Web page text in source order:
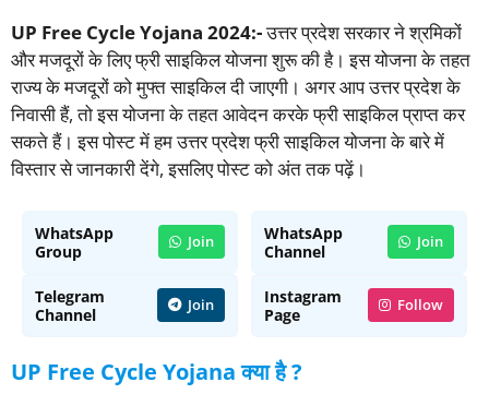
UP Free Cycle Yojana 2024:-उत्तर प्रदेश सरकार ने श्रमिकों
और मजदूरों के लिए फ्री साइकिल योजना शुरू की है। इस योजना के तहत
राज्य के मजदूरों को मुफ्त साइकिल दी जाएगी। अगर आप उत्तर प्रदेश के
निवासी हैं, तो इस योजना के तहत आवेदन करके फ्री साइकिल प्राप्त कर
सकते हैं। इस पोस्ट में हम उत्तर प्रदेश फ्री साइकिल योजना के बारे में
विस्तार से जानकारी देंगे, इसलिए पोस्ट को अंत तक पढ़ें।
WhatsApp
Group
Join
WhatsApp
Channel
Join
Telegram
Channel
Join
Instagram
Page
Follow
UP Free Cycle Yojana क्या है ?